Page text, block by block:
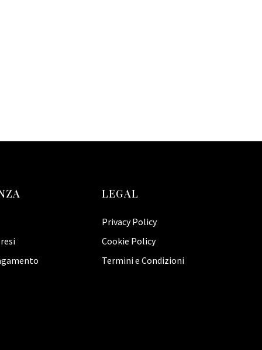
LEGAL
Privacy Policy
Cookie Policy
Termini e Condizioni